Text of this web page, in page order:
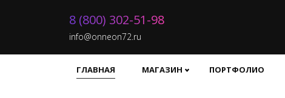
8 (800) 302-51-98
info@onneon72.ru
ГЛАВНАЯ МАГАЗИН ПОРТФОЛИО